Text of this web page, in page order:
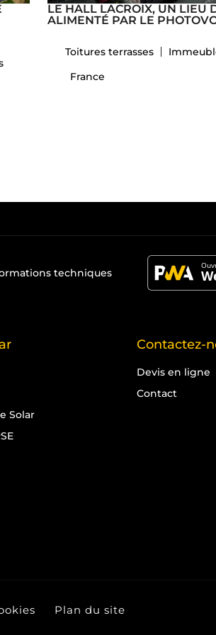
LE HALL LACROIX, UN LIEU
ALIMENTÉ PAR LE
Toitures terrasses
France
techniques
Solar
Contactez-
Devis en ligne
Contact
Plan du site